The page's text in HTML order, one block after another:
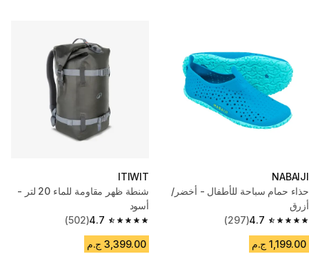
NABAIJI
حذاء حمام سباحة للأطفال - أخضر/
أزرق
4.7
4.7 out of 5 stars from 297 reviews
(297)
1,199.00 ج.م
ITIWIT
شنطة ظهر مقاومة للماء 20 لتر -
أسود
4.7
4.7 out of 5 stars from 502 reviews
(502)
3,399.00 ج.م